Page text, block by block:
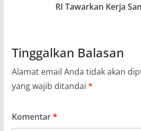
RI Tawarkan Kerja
Tinggalkan Balasan
Alamat email Anda tidak akan
yang wajib ditandai *
Komentar*